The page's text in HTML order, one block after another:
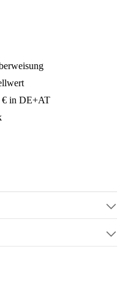
€ in DE+AT